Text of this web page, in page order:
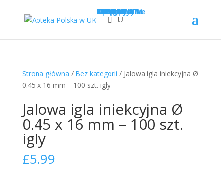
Sklep
Opcje wysyłki
Kategorie
LEKI
SUPLEMENTY
KOSMETYKI
PROMOCJE
Krótka data
Zadaj pytanie
Nowości!
0 £0.00
Strona główna / Bez kategorii / Jalowa igla iniekcyjna Ø
0.45 x 16 mm – 100 szt. igly
Jalowa igla iniekcyjna Ø
0.45 x 16 mm – 100 szt.
igly
£5.99